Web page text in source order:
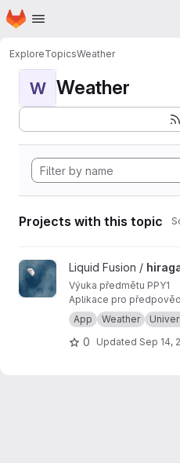
Skip to main content
Homepage
ExploreTopicsWeather
W Weather
Projects with this topic
View hiragawa project
Liquid Fusion /
Výuka předmětu PPY1
Aplikace pro
App
Weather
0 Updated Sep 14,